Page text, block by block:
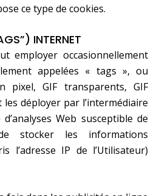
ce type de cookies.
INTERNET
employer occasionnellement
appelées « tags », ou
pixel, GIF transparents, GIF
déployer par l’intermédiaire
Web susceptible de
stocker les informations
l’adresse IP de l’Utilisateur)